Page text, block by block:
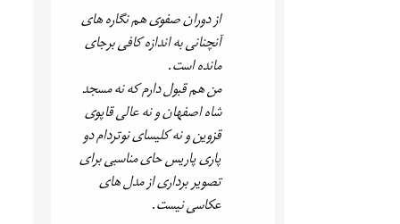
از دوران صفوی هم نگاره های
آنچنانی به اندازه کافی برجای
مانده است.
من هم قبول دارم که نه مسجد
شاه اصفهان و نه عالی قاپوی
قزوین و نه کلیسای نوتردام دو
پاری پاریس حای مناسبی برای
تصویر برداری از مدل های
عکاسی نیست.